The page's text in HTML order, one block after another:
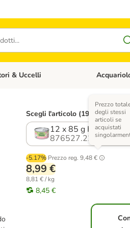
Categoria: Diete
& Uccelli Apri Menù
Scegli l'articolo (19 varianti)
12 x 85 g Kitten
876527.22
-5.17% Prezzo reg. 9,48 €
Prezzo
degli stessi
articoli se
acquistati
8,99 €
8,81 € / kg
8,45 €